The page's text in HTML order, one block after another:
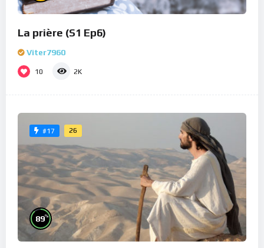
La prière (S1 Ep6)
Viter7960
10 2K
#17 26
89%